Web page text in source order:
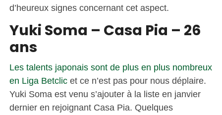
d’heureux signes concernant cet aspect.
Yuki Soma – Casa Pia – 26
ans
Les talents japonais sont de plus en plus nombreux
en Liga Betclic et ce n’est pas pour nous déplaire.
Yuki Soma est venu s’ajouter à la liste en janvier
dernier en rejoignant Casa Pia. Quelques